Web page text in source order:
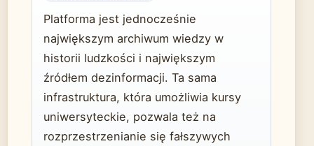
Platforma jest jednocześnie
największym archiwum wiedzy w
historii ludzkości i największym
źródłem dezinformacji. Ta sama
infrastruktura, która umożliwia kursy
uniwersyteckie, pozwala też na
rozprzestrzenianie się fałszywych